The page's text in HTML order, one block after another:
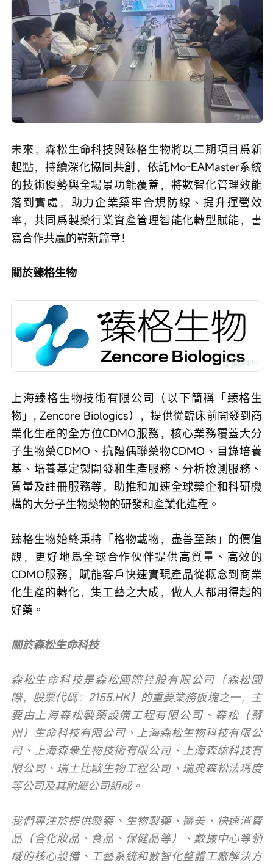
未來，森松生命科技與臻格生物將以二期項目爲新
起點，持續深化協同共創，依託Mo-EAMaster系統
的技術優勢與全場景功能覆蓋，將數智化管理效能
落到實處，助力企業築牢合規防線、提升運營效
率，共同爲製藥行業資產管理智能化轉型賦能，書
寫合作共贏的嶄新篇章！
關於臻格生物
上海臻格生物技術有限公司（以下簡稱「臻格生
物」, Zencore Biologics），提供從臨床前開發到商
業化生產的全方位CDMO服務，核心業務覆蓋大分
子生物藥CDMO、抗體偶聯藥物CDMO、目錄培養
基、培養基定製開發和生產服務、分析檢測服務、
質量及註冊服務等，助推和加速全球藥企和科研機
構的大分子生物藥物的研發和產業化進程。
臻格生物始終秉持「格物載物，盡善至臻」的價值
觀，更好地爲全球合作伙伴提供高質量、高效的
CDMO服務，賦能客戶快速實現產品從概念到商業
化生產的轉化，集工藝之大成，做人人都用得起的
好藥。
關於森松生命科技
森松生命科技是森松國際控股有限公司（森松國
際，股票代碼：2155.HK）的重要業務板塊之一，主
要由上海森松製藥設備工程有限公司、森松（蘇
州）生命科技有限公司、上海森松生物科技有限公
司、上海森衆生物技術有限公司、上海森紘科技有
限公司、瑞士比歐生物工程公司、瑞典森松法瑪度
等公司及其附屬公司組成。
我們專注於提供製藥、生物製藥、醫美、快速消費
品（含化妝品、食品、保健品等）、數據中心等領
域的核心設備、工藝系統和數智化整體工廠解決方